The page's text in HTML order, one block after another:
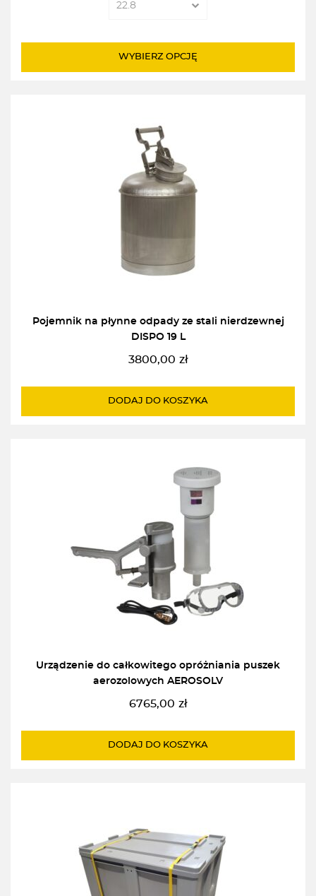
do
792,00zł
WYBIERZ OPCJĘ
Pojemnik na płynne odpady ze stali nierdzewnej
DISPO 19 L
3800,00 zł
DODAJ DO KOSZYKA
Urządzenie do całkowitego opróżniania puszek
aerozolowych AEROSOLV
6765,00 zł
DODAJ DO KOSZYKA